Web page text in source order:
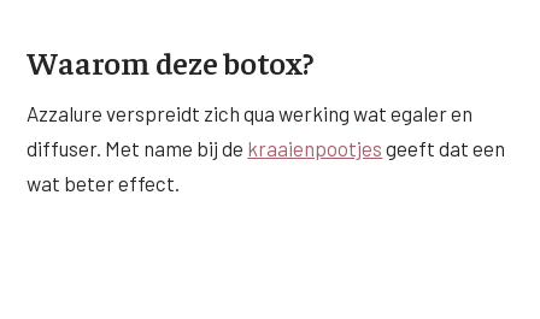
Verticale liplijntjes
Radiesse
PCOS Huid profiel
HUIDPROBLEMEN
Overgevoelige Huid Profiel
Waarom deze botox?
Azzalure verspreidt zich qua werking wat egaler en
diffuser. Met name bij de kraaienpootjes geeft dat een
wat beter effect.